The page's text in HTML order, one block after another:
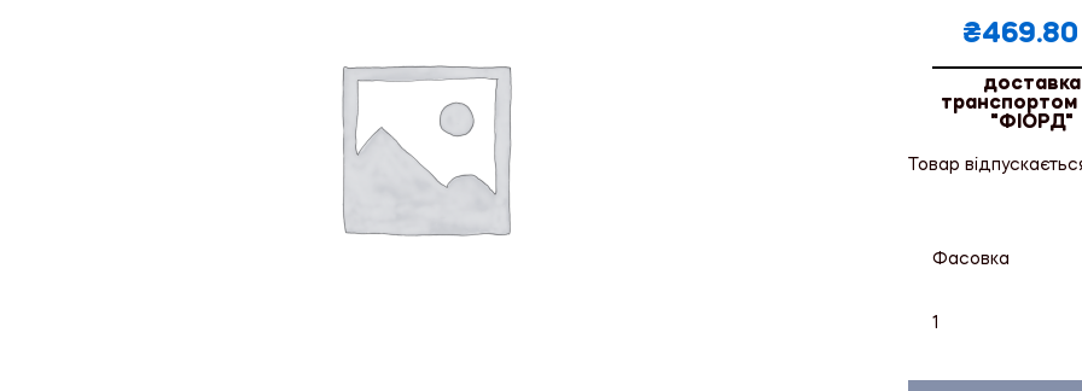
₴469.80
доставка
"ФІОРД"
Товар
Фасовка
1